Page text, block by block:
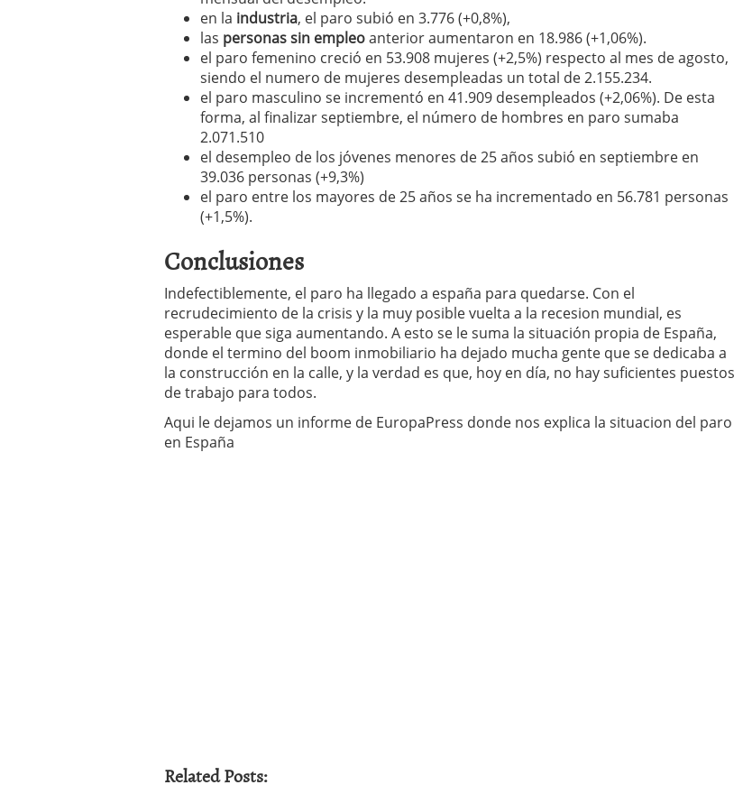
en la industria, el paro subió en 3.776 (+0,8%),
las personas sin empleoanterior aumentaron en 18.986 (+1,06%).
el paro femenino creció en 53.908 mujeres (+2,5%) respecto al mes de agosto,
siendo el numero de mujeres desempleadas un total de 2.155.234.
el paro masculino se incrementó en 41.909 desempleados (+2,06%). De esta
forma, al finalizar septiembre, el número de hombres en paro sumaba
2.071.510
el desempleo de los jóvenes menores de 25 años subió en septiembre en
39.036 personas (+9,3%)
el paro entre los mayores de 25 años se ha incrementado en 56.781 personas
(+1,5%).
Conclusiones
Indefectiblemente, el paro ha llegado a españa para quedarse. Con el
recrudecimiento de la crisis y la muy posible vuelta a la recesion mundial, es
esperable que siga aumentando. A esto se le suma la situación propia de España,
donde el termino del boom inmobiliario ha dejado mucha gente que se dedicaba a
la construcción en la calle, y la verdad es que, hoy en día, no hay suficientes puestos
de trabajo para todos.
Aqui le dejamos un informe de EuropaPress donde nos explica la situacion del paro
en España
Related Posts: